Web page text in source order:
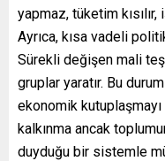
yapmaz, tüketim
Ayrıca, kısa vadeli
Sürekli değişen mali
gruplar yaratır. Bu
ekonomik
kalkınma ancak
duyduğu bir sistemle